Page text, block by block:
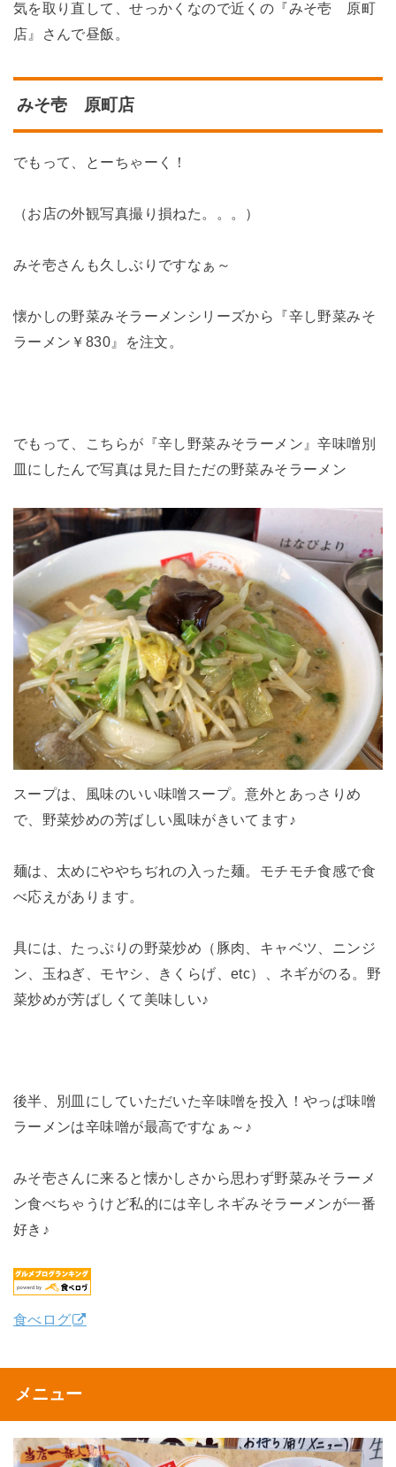
気を取り直して、せっかくなので近くの『みそ壱 原町
店』さんで昼飯。
みそ壱 原町店
でもって、とーちゃーく！
（お店の外観写真撮り損ねた。。。）
みそ壱さんも久しぶりですなぁ～
懐かしの野菜みそラーメンシリーズから『辛し野菜みそ
ラーメン￥830』を注文。
でもって、こちらが『辛し野菜みそラーメン』辛味噌別
皿にしたんで写真は見た目ただの野菜みそラーメン
スープは、風味のいい味噌スープ。意外とあっさりめ
で、野菜炒めの芳ばしい風味がきいてます♪
麺は、太めにややちぢれの入った麺。モチモチ食感で食
べ応えがあります。
具には、たっぷりの野菜炒め（豚肉、キャベツ、ニンジ
ン、玉ねぎ、モヤシ、きくらげ、etc）、ネギがのる。野
菜炒めが芳ばしくて美味しい♪
後半、別皿にしていただいた辛味噌を投入！やっぱ味噌
ラーメンは辛味噌が最高ですなぁ～♪
みそ壱さんに来ると懐かしさから思わず野菜みそラーメ
ン食べちゃうけど私的には辛しネギみそラーメンが一番
好き♪
食べログ
メニュー